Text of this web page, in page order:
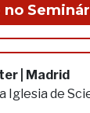
| Madrid
Iglesia de